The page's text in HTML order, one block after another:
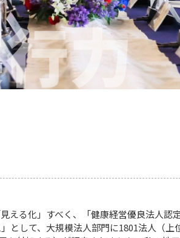
力
る化」すべく、「健康経営優良法人認
として、大規模法人部門に1801法人（